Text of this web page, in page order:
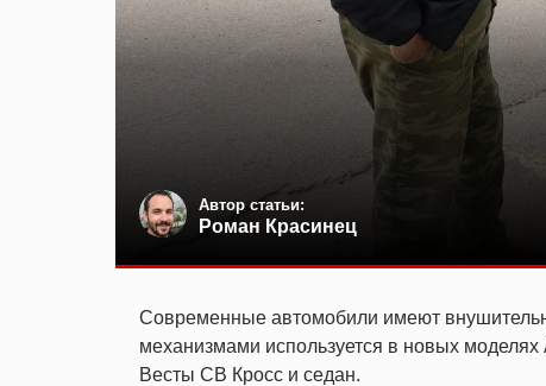
Автор статьи:
Роман Красинец
Современные автомобили имеют
механизмами используется в новых
Весты СВ Кросс и седан.